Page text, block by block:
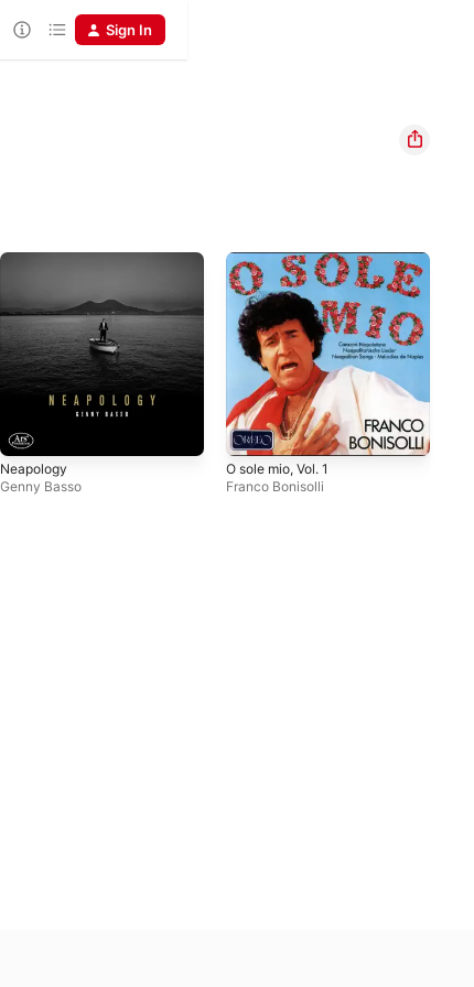
Sign In
Neapology
Genny Basso
O sole mio, Vol. 1
Franco Bonisolli